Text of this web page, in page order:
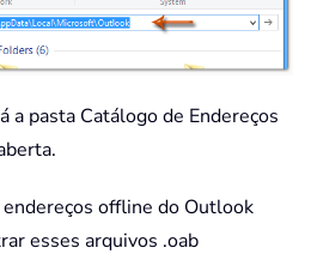
a pasta Catálogo de Endereços
offline do Outlook
esses arquivos .oab